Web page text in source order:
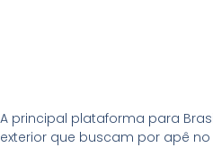
A principal plataforma para
exterior que buscam por apê no